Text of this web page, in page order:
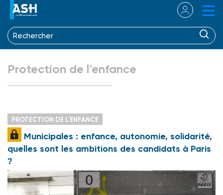
Protection de l'enfance
PROTECTION DE L'ENFANCE
Municipales : enfance, autonomie, solidarité,
quelles sont les ambitions des candidats à Paris
?